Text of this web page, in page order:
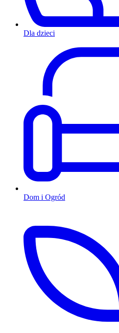
Dla dzieci
Dom i Ogród